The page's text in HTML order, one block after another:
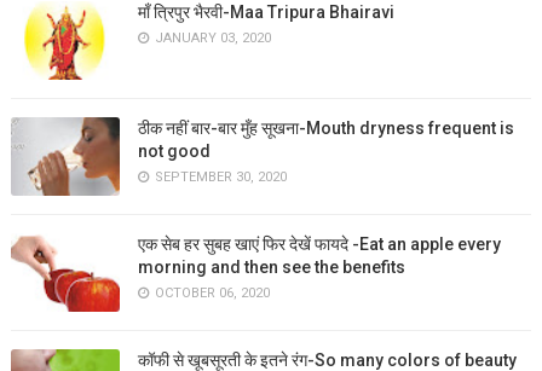
माँ त्रिपुर भैरवी-Maa Tripura Bhairavi
JANUARY 03, 2020
ठीक नहीं बार-बार मुँह सूखना-Mouth dryness frequent is
not good
SEPTEMBER 30, 2020
एक सेब हर सुबह खाएं फिर देखें फायदे -Eat an apple every
morning and then see the benefits
OCTOBER 06, 2020
कॉफी से खूबसूरती के इतने रंग-So many colors of beauty